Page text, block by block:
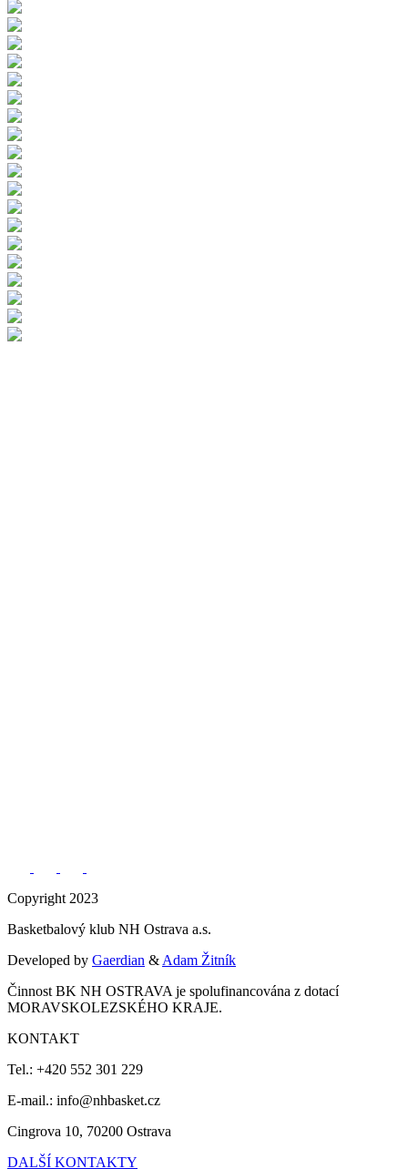
Copyright 2023
Basketbalový klub NH Ostrava a.s.
Developed by Gaerdian & Adam Žitník
Činnost BK NH OSTRAVA je spolufinancována z dotací
MORAVSKOLEZSKÉHO KRAJE.
KONTAKT
Tel.: +420 552 301 229
E-mail.: info@nhbasket.cz
Cingrova 10, 70200 Ostrava
DALŠÍ KONTAKTY